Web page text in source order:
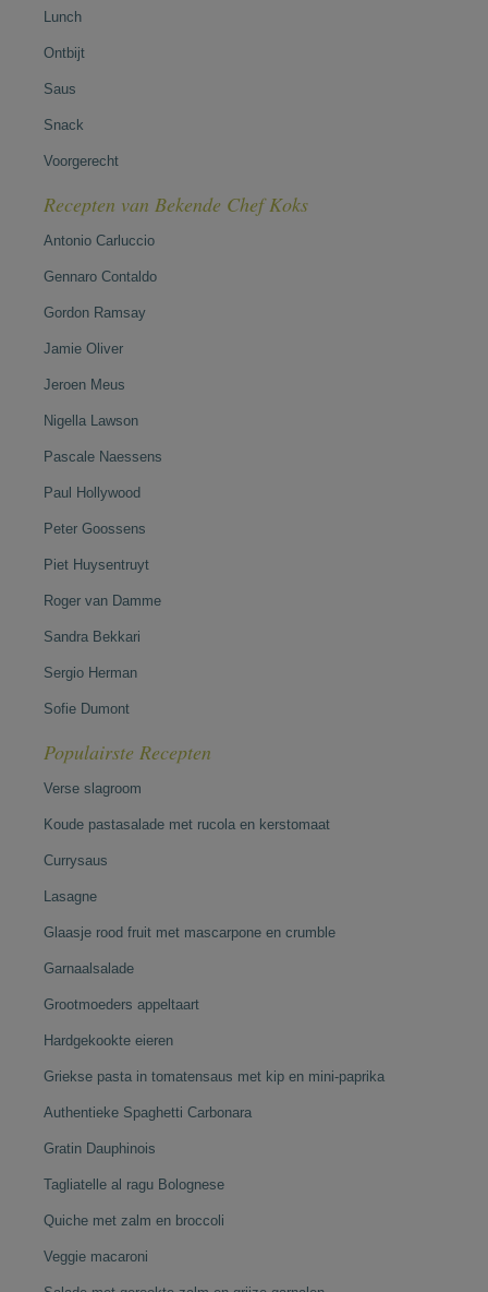
Lunch
Ontbijt
Saus
Snack
Voorgerecht
Recepten van Bekende Chef Koks
Antonio Carluccio
Gennaro Contaldo
Gordon Ramsay
Jamie Oliver
Jeroen Meus
Nigella Lawson
Pascale Naessens
Paul Hollywood
Peter Goossens
Piet Huysentruyt
Roger van Damme
Sandra Bekkari
Sergio Herman
Sofie Dumont
Populairste Recepten
Verse slagroom
Koude pastasalade met rucola en kerstomaat
Currysaus
Lasagne
Glaasje rood fruit met mascarpone en crumble
Garnaalsalade
Grootmoeders appeltaart
Hardgekookte eieren
Griekse pasta in tomatensaus met kip en mini-paprika
Authentieke Spaghetti Carbonara
Gratin Dauphinois
Tagliatelle al ragu Bolognese
Quiche met zalm en broccoli
Veggie macaroni